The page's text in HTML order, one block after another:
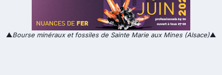
▲Bourse minéraux et fossiles de Sainte Marie aux Mines (Alsace)▲